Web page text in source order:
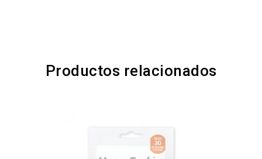
Productos relacionados